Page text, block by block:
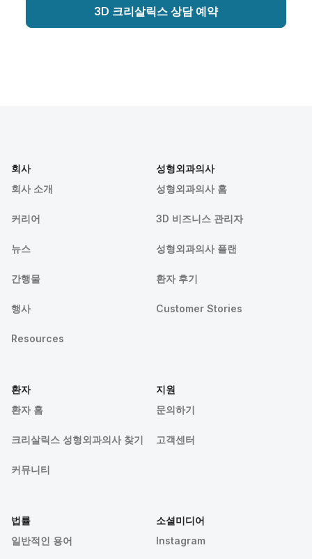
3D 크리살릭스 상담 예약
회사
회사 소개
커리어
뉴스
간행물
행사
Resources
성형외과의사
성형외과의사 홈
3D 비즈니스 관리자
성형외과의사 플랜
환자 후기
Customer Stories
환자
환자 홈
크리살릭스 성형외과의사 찾기
커뮤니티
지원
문의하기
고객센터
법률
일반적인 용어
소셜미디어
Instagram